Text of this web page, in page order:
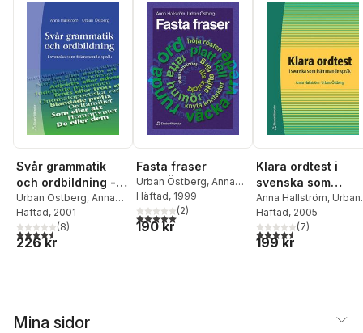
Svår grammatik
och ordbildning - i
svenska som
främmande språk
Urban Östberg, Anna
Hallström
Häftad, 2001
4,5utav 5 stjärnor. Totalt antal röster:
(8)
226 kr
Fasta fraser
Urban Östberg, Anna
Hallström
Häftad, 1999
5,0utav 5 stjärnor. Totalt antal röster:
(2)
190 kr
Klara ordtest i
svenska som
främmande språk
Anna Hallström, Urban
Östberg
Häftad, 2005
4,6utav 5 stjärnor.
(7)
199 kr
Mina sidor